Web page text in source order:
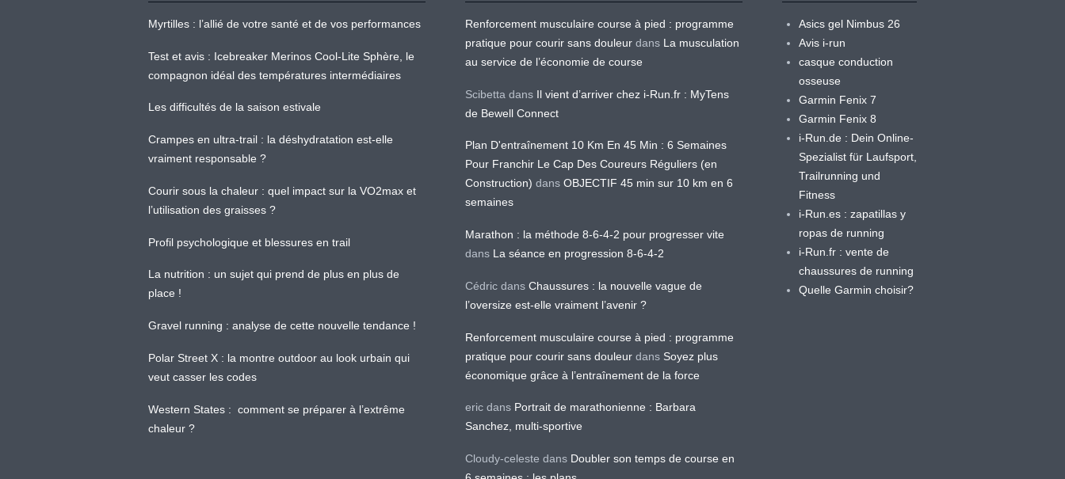
Myrtilles : l’allié de votre santé et de vos performances
Test et avis : Icebreaker Merinos Cool-Lite Sphère, le
compagnon idéal des températures intermédiaires
Les difficultés de la saison estivale
Crampes en ultra-trail : la déshydratation est-elle
vraiment responsable ?
Courir sous la chaleur : quel impact sur la VO2max et
l’utilisation des graisses ?
Profil psychologique et blessures en trail
La nutrition : un sujet qui prend de plus en plus de
place !
Gravel running : analyse de cette nouvelle tendance !
Polar Street X : la montre outdoor au look urbain qui
veut casser les codes
Western States : comment se préparer à l’extrême
chaleur ?
Renforcement musculaire course à pied : programme
pratique pour courir sans douleur dans La musculation
au service de l’économie de course
Scibetta dans Il vient d’arriver chez i-Run.fr : MyTens
de Bewell Connect
Plan D'entraînement 10 Km En 45 Min : 6 Semaines
Pour Franchir Le Cap Des Coureurs Réguliers (en
Construction) dans OBJECTIF 45 min sur 10 km en 6
semaines
Marathon : la méthode 8-6-4-2 pour progresser vite
dans La séance en progression 8-6-4-2
Cédric dans Chaussures : la nouvelle vague de
l’oversize est-elle vraiment l’avenir ?
Renforcement musculaire course à pied : programme
pratique pour courir sans douleur dans Soyez plus
économique grâce à l’entraînement de la force
eric dans Portrait de marathonienne : Barbara
Sanchez, multi-sportive
Cloudy-celeste dans Doubler son temps de course en
Asics gel Nimbus 26
Avis i-run
casque conduction
osseuse
Garmin Fenix 7
Garmin Fenix 8
i-Run.de : Dein Online-
Spezialist für Laufsport,
Trailrunning und
Fitness
i-Run.es : zapatillas y
ropas de running
i-Run.fr : vente de
chaussures de running
Quelle Garmin choisir?